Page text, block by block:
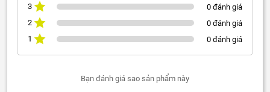
3
0 đánh giá
2
0 đánh giá
1
0 đánh giá
Bạn đánh giá sao sản phẩm này